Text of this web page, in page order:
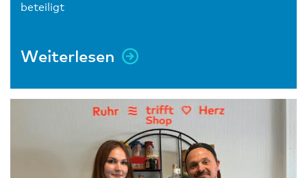
beteiligt
Weiterlesen